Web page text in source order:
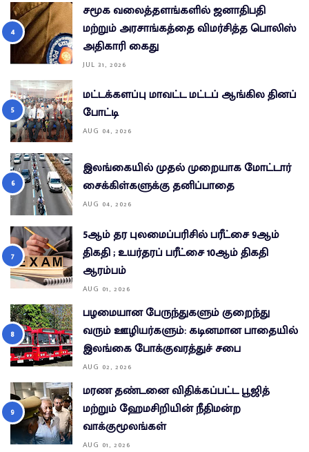
சமூக வலைத்தளங்களில் ஜனாதிபதி
மற்றும் அரசாங்கத்தை விமர்சித்த பொலிஸ்
அதிகாரி கைது
JUL 31, 2026
மட்டக்களப்பு மாவட்ட மட்டப் ஆங்கில தினப்
போட்டி
AUG 04, 2026
இலங்கையில் முதல் முறையாக மோட்டார்
சைக்கிள்களுக்கு தனிப்பாதை
AUG 04, 2026
5ஆம் தர புலமைப்பரிசில் பரீட்சை 9ஆம்
திகதி ; உயர்தரப் பரீட்சை 10ஆம் திகதி
ஆரம்பம்
AUG 01, 2026
பழமையான பேருந்துகளும் குறைந்து
வரும் ஊழியர்களும்: கடினமான பாதையில்
இலங்கை போக்குவரத்துச் சபை
AUG 02, 2026
மரண தண்டனை விதிக்கப்பட்ட பூஜித்
மற்றும் ஹேமசிறியின் நீதிமன்ற
வாக்குமூலங்கள்
AUG 01, 2026